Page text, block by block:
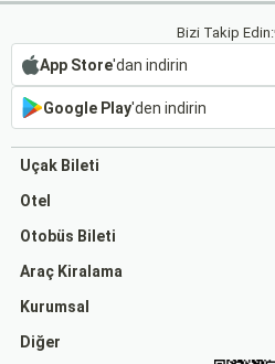
Bizi Takip Edin:
App Store'dan indirin
Google Play'den indirin
Uçak Bileti
Otel
Otobüs Bileti
Araç Kiralama
Kurumsal
Diğer